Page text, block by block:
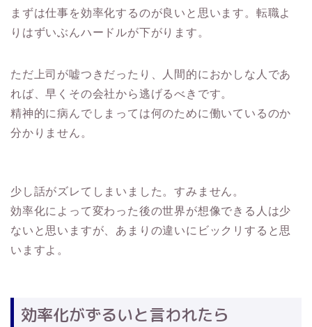
まずは仕事を効率化するのが良いと思います。転職よ
りはずいぶんハードルが下がります。
ただ上司が嘘つきだったり、人間的におかしな人であ
れば、早くその会社から逃げるべきです。
精神的に病んでしまっては何のために働いているのか
分かりません。
少し話がズレてしまいました。すみません。
効率化によって変わった後の世界が想像できる人は少
ないと思いますが、あまりの違いにビックリすると思
いますよ。
効率化がずるいと言われたら